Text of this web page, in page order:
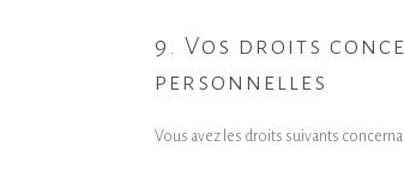
9. Vos droits
personnelles
Vous avez les droits suivants